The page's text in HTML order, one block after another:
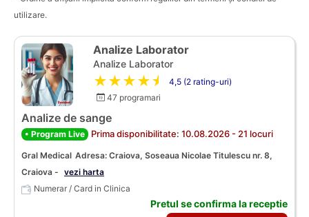
utilizare.
Analize Laborator
Analize Laborator
★★★★★
4,5 (2 rating-uri)
47 programari
Analize de sange
• Program Live Prima disponibilitate: 10.08.2026 - 21 locuri
Gral Medical Adresa: Craiova, Soseaua Nicolae Titulescu nr. 8,
Craiova - vezi harta
Numerar / Card in Clinica
Pretul se confirma la receptie